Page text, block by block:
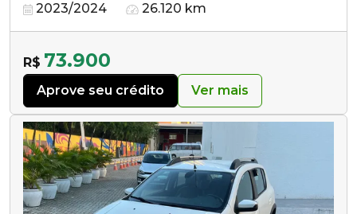
2023/2024 26.120 km
R$ 73.900
Aprove seu crédito Ver mais